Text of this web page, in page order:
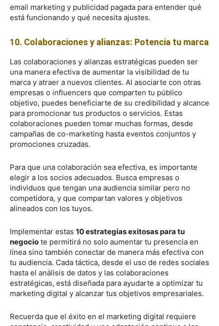
email marketing y publicidad pagada para entender qué
está funcionando y qué necesita ajustes.
10. Colaboraciones y alianzas: Potencia tu marca
Las colaboraciones y alianzas estratégicas pueden ser
una manera efectiva de aumentar la visibilidad de tu
marca y atraer a nuevos clientes. Al asociarte con otras
empresas o influencers que comparten tu público
objetivo, puedes beneficiarte de su credibilidad y alcance
para promocionar tus productos o servicios. Estas
colaboraciones pueden tomar muchas formas, desde
campañas de co-marketing hasta eventos conjuntos y
promociones cruzadas.
Para que una colaboración sea efectiva, es importante
elegir a los socios adecuados. Busca empresas o
individuos que tengan una audiencia similar pero no
competidora, y que compartan valores y objetivos
alineados con los tuyos.
Implementar estas 10 estrategias exitosas para tu
negocio te permitirá no solo aumentar tu presencia en
línea sino también conectar de manera más efectiva con
tu audiencia. Cada táctica, desde el uso de redes sociales
hasta el análisis de datos y las colaboraciones
estratégicas, está diseñada para ayudarte a optimizar tu
marketing digital y alcanzar tus objetivos empresariales.
Recuerda que el éxito en el marketing digital requiere